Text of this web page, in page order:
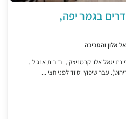
להשכרה 180 מ"ר בפינת יגאל אלון קרמניצקי, ב"בית אנג'ל".
עבר שיפוץ וסיוד לפני חצי ...